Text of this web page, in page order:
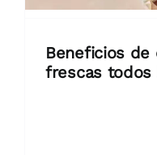
Beneficios
frescas todos